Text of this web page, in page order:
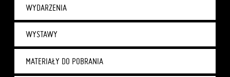
WYDARZENIA
WYSTAWY
MATERIAŁY DO POBRANIA